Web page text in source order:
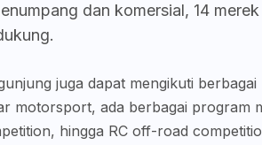
dan komersial, 14
juga dapat mengikuti
motorsport, ada berbagai program
hingga RC off-road